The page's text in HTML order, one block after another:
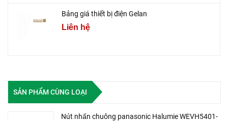
Bảng giá thiết bị điện Gelan
Liên hệ
SẢN PHẨM CÙNG LOẠI
Nút nhấn chuông panasonic Halumie WEVH5401-